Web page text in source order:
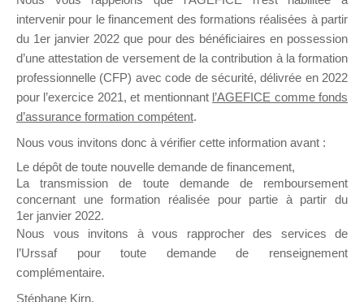
Ce groupe est destiné aux Organismes de
Formation qui souhaitent répondre à l’Appel à
Propositions Mallette du Dirigeant.
Ce groupe propose un forum dédié au support
sur lequel il est possible de laisser un message
ou poser une question.
NB : Il est nécessaire d’être
pouvoir rejoindre ce groupe
intervenir pour le financement des formations réalisées à partir
du 1er janvier 2022 que pour des bénéficiaires en possession
d’une attestation de versement de la contribution à la formation
professionnelle (CFP) avec code de sécurité, délivrée en 2022
pour l’exercice 2021, et mentionnant l’AGEFICE comme fonds
d’assurance formation compétent.
Nous vous invitons donc à vérifier cette information avant :
Le dépôt de toute nouvelle demande de financement,
La transmission de toute demande de remboursement
concernant une formation réalisée pour partie à partir du
1er janvier 2022.
Nous vous invitons à vous rapprocher des services de
l’Urssaf pour toute demande de renseignement
complémentaire.
Stéphane Kirn,